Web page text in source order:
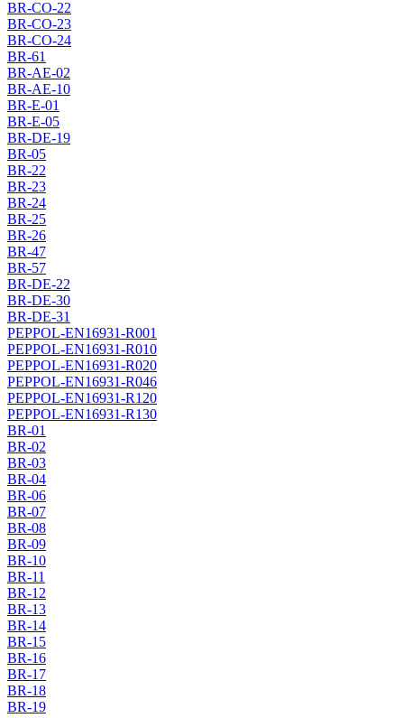
BR-CO-22
BR-CO-23
BR-CO-24
BR-61
BR-AE-02
BR-AE-10
BR-E-01
BR-E-05
BR-DE-19
BR-05
BR-22
BR-23
BR-24
BR-25
BR-26
BR-47
BR-57
BR-DE-22
BR-DE-30
BR-DE-31
PEPPOL-EN16931-R001
PEPPOL-EN16931-R010
PEPPOL-EN16931-R020
PEPPOL-EN16931-R046
PEPPOL-EN16931-R120
PEPPOL-EN16931-R130
BR-01
BR-02
BR-03
BR-04
BR-06
BR-07
BR-08
BR-09
BR-10
BR-11
BR-12
BR-13
BR-14
BR-15
BR-16
BR-17
BR-18
BR-19